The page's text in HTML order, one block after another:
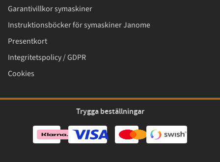
Garantivillkor symaskiner
Instruktionsböcker för symaskiner Janome
Presentkort
Integritetspolicy / GDPR
Cookies
Trygga beställningar